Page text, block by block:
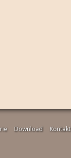
Download Kontakt